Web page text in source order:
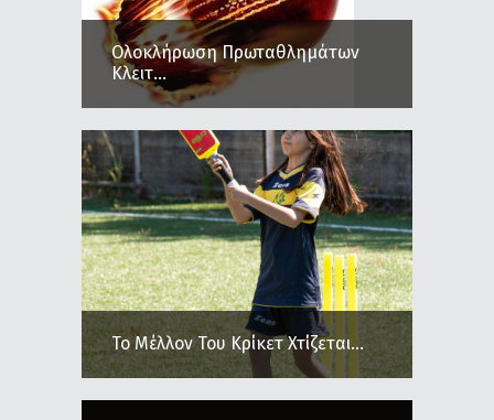
Ολοκλήρωση Πρωταθλημάτων
Κλειτ...
Το Μέλλον Του Κρίκετ Χτίζεται...